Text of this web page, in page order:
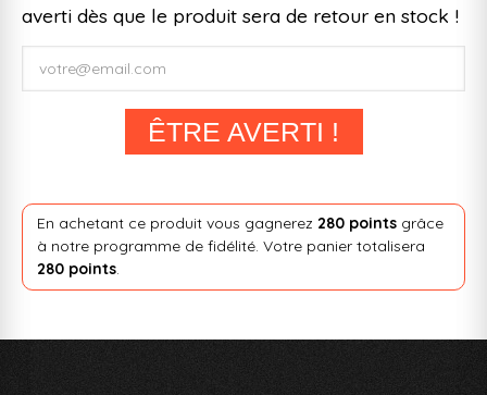
averti dès que le produit sera de retour en stock !
ÊTRE AVERTI !
En achetant ce produit vous gagnerez 280 pointsgrâce
à notre programme de fidélité. Votre panier totalisera
280 points.